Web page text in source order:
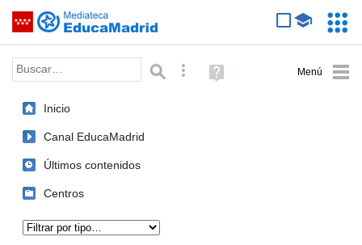
Saltar navegación
Palabra o frase: Búsqueda avanzada
Ayuda
(en
Inicio
Canal EducaMadrid
Últimos contenidos
Centros